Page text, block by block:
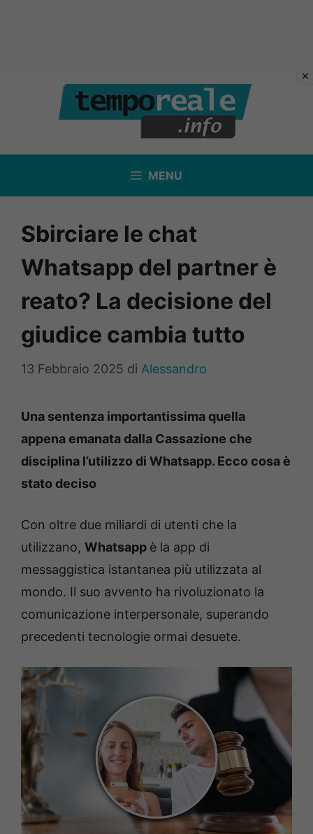
contenuto
MENU
Sbirciare le chat
Whatsapp del partner è
reato? La decisione del
giudice cambia tutto
13 Febbraio 2025 di Alessandro
Una sentenza importantissima quella
appena emanata dalla Cassazione che
disciplina l’utilizzo di Whatsapp. Ecco cosa è
stato deciso
Con oltre due miliardi di utenti che la
utilizzano, Whatsapp è la app di
messaggistica istantanea più utilizzata al
mondo. Il suo avvento ha rivoluzionato la
comunicazione interpersonale, superando
precedenti tecnologie ormai desuete.